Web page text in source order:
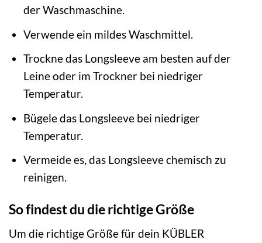
der Waschmaschine.
Verwende ein mildes Waschmittel.
Trockne das Longsleeve am besten auf der
Leine oder im Trockner bei niedriger
Temperatur.
Bügele das Longsleeve bei niedriger
Temperatur.
Vermeide es, das Longsleeve chemisch zu
reinigen.
So findest du die richtige Größe
Um die richtige Größe für dein KÜBLER